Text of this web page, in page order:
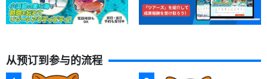
从预订到参与的流程